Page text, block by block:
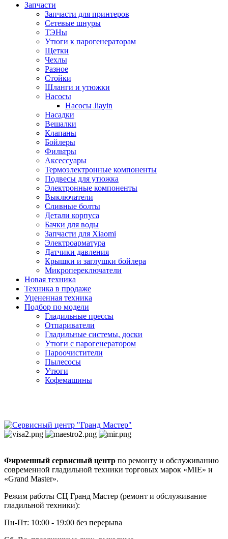
Запчасти
Запчасти для принтеров
Сетевые шнуры
ТЭНы
Утюги к парогенераторам
Щетки
Чехлы
Разное
Стойки
Шланги и утюжки
Насосы
Насосы Jiayin
Насадки
Вешалки
Клапаны
Бойлеры
Фильтры
Аксессуары
Термоэлектронные компоненты
Подвесы для утюжка
Электронные компоненты
Выключатели
Сливные болты
Детали корпуса
Бачки для воды
Запчасти для Xiaomi
Электроарматура
Датчики давления
Крышки и заглушки бойлера
Микропереключатели
Новая техника
Техника в продаже
Уцененная техника
Подбор по модели
Гладильные прессы
Отпариватели
Гладильные системы, доски
Утюги с парогенератором
Пароочистители
Пылесосы
Утюги
Кофемашины
Фирменный сервисный центр по ремонту и обслуживанию
современной гладильной техники торговых марок «MIE» и
«Grand Master».
Режим работы СЦ Гранд Мастер (ремонт и обслуживание
гладильной техники):
Пн-Пт: 10:00 - 19:00 без перерыва